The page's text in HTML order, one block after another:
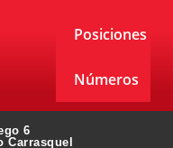
Posiciones
Números
6
Carrasquel